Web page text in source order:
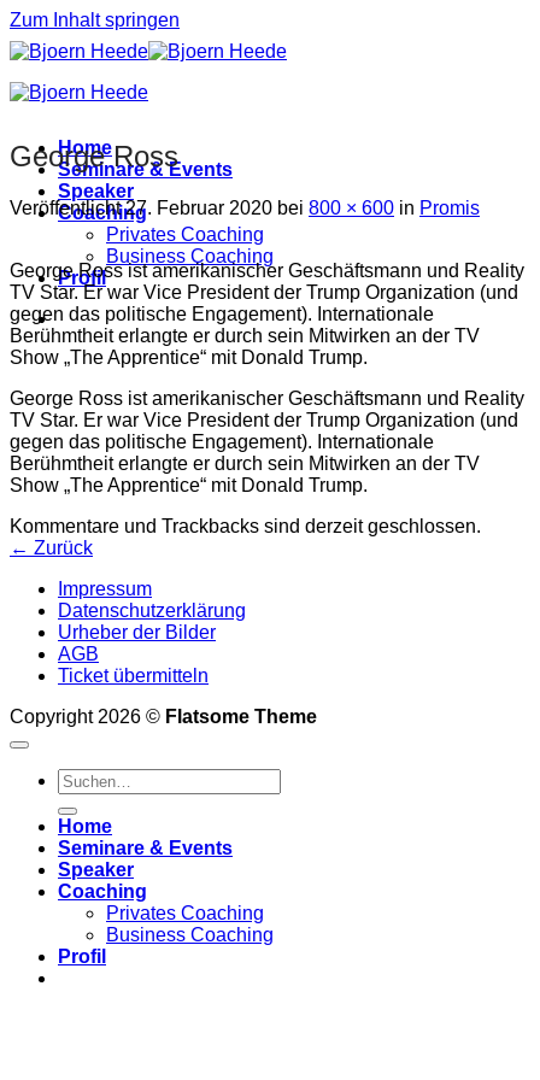
Zum Inhalt springen
Home
Seminare & Events
Speaker
Coaching
Privates Coaching
Business Coaching
Profil
George Ross
Veröffentlicht27. Februar 2020 bei 800 × 600 in Promis
George Ross ist amerikanischer Geschäftsmann und Reality
TV Star. Er war Vice President der Trump Organization (und
gegen das politische Engagement). Internationale
Berühmtheit erlangte er durch sein Mitwirken an der TV
Show „The Apprentice“ mit Donald Trump.
George Ross ist amerikanischer Geschäftsmann und Reality
TV Star. Er war Vice President der Trump Organization (und
gegen das politische Engagement). Internationale
Berühmtheit erlangte er durch sein Mitwirken an der TV
Show „The Apprentice“ mit Donald Trump.
Kommentare und Trackbacks sind derzeit geschlossen.
← Zurück
Impressum
Datenschutzerklärung
Urheber der Bilder
AGB
Ticket übermitteln
Copyright 2026 © Flatsome Theme
Home
Seminare & Events
Speaker
Coaching
Privates Coaching
Business Coaching
Profil